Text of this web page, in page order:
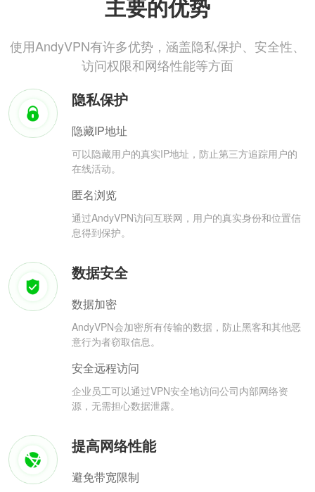
主要的优势
使用AndyVPN有许多优势，涵盖隐私保护、安全性、
访问权限和网络性能等方面
隐私保护
隐藏IP地址
可以隐藏用户的真实IP地址，防止第三方追踪用户的
在线活动。
匿名浏览
通过AndyVPN访问互联网，用户的真实身份和位置信
息得到保护。
数据安全
数据加密
AndyVPN会加密所有传输的数据，防止黑客和其他恶
意行为者窃取信息。
安全远程访问
企业员工可以通过VPN安全地访问公司内部网络资
源，无需担心数据泄露。
提高网络性能
避免带宽限制